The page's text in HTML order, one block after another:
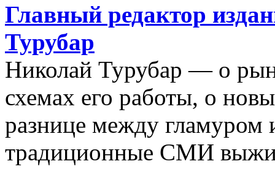
Главный редактор
Турубар
Николай Турубар — о
схемах его работы, о
разнице между гламуром
традиционные СМИ